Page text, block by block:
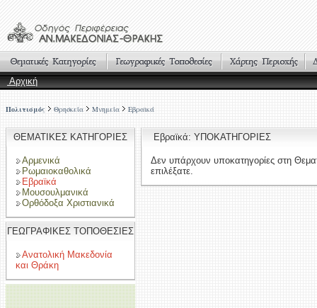
Αρχική
Πολιτισμός Θρησκεία Μνημεία Εβραϊκά
ΘΕΜΑΤΙΚΕΣ ΚΑΤΗΓΟΡΙΕΣ
Αρμενικά
Ρωμαιοκαθολικά
Εβραϊκά
Μουσουλμανικά
Ορθόδοξα Χριστιανικά
ΓΕΩΓΡΑΦΙΚΕΣ ΤΟΠΟΘΕΣΙΕΣ
Ανατολική Μακεδονία
και Θράκη
Εβραϊκά: ΥΠΟΚΑΤΗΓΟΡΙΕΣ
Δεν υπάρχουν υποκατηγορίες στη
επιλέξατε.